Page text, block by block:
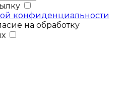
конфиденциальности
на обработку